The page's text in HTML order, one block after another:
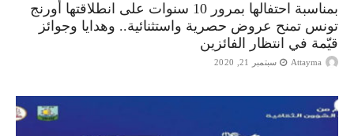
بمناسبة احتفالها بمرور 10 سنوات على انطلاقتها أورنج
تونس تمنح عروض حصرية واستثنائية.. وهدايا وجوائز
قيّمة في انتظار الفائزين
Attayma سبتمبر 21, 2020